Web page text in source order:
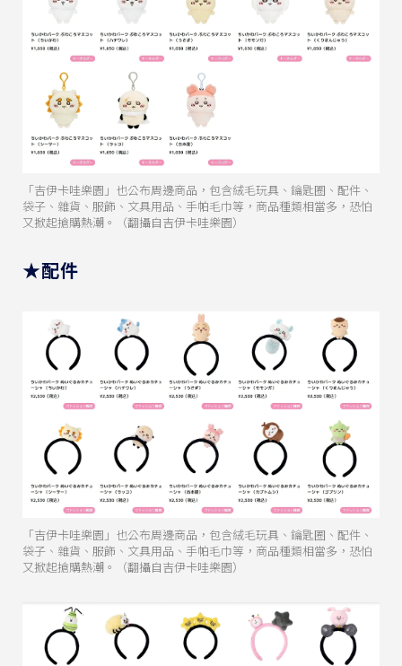
「吉伊卡哇樂園」也公布周邊商品，包含絨毛玩具、鑰匙圈、配件、
袋子、雜貨、服飾、文具用品、手帕毛巾等，商品種類相當多，恐怕
又掀起搶購熱潮。（翻攝自吉伊卡哇樂園）
★配件
「吉伊卡哇樂園」也公布周邊商品，包含絨毛玩具、鑰匙圈、配件、
袋子、雜貨、服飾、文具用品、手帕毛巾等，商品種類相當多，恐怕
又掀起搶購熱潮。（翻攝自吉伊卡哇樂園）